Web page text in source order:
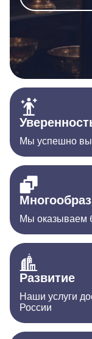
Мы успешно
Мы оказываем
Развитие
Наши услуги
России